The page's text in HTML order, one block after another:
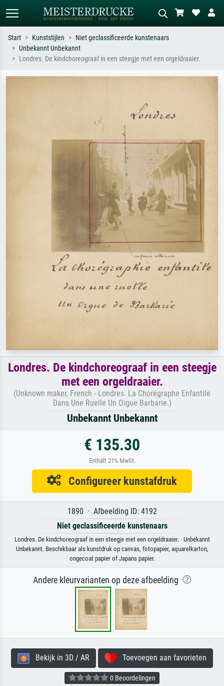
Standaard zoeken AI-beeldzoeker
Start Kunststijlen
Niet geclassificeerde kunstenaars
Unbekannt Unbekannt
Londres. De kindchoreograaf in een steegje met een orgeldraaier.
Londres. De kindchoreograaf in een steegje
met een orgeldraaier.
(Unknown maker, French - Londres. La Chorégraphe Enfantile
Dans Une Ruelle Un Oigue Barbarie.)
Unbekannt Unbekannt
€ 135.30
Enthält 21% MwSt.
Configureer kunstafdruk
1890 · Afbeelding ID: 4192
Niet geclassificeerde kunstenaars
Londres. De kindchoreograaf in een steegje met een orgeldraaier. · Unbekannt
Unbekannt. Beschikbaar als kunstdruk op canvas, fotopapier, aquarelkarton,
ongecoat papier of Japans papier.
Andere kleurvarianten op deze afbeelding
Bekijk in 3D / AR Toevoegen aan favorieten
0 Beoordelingen